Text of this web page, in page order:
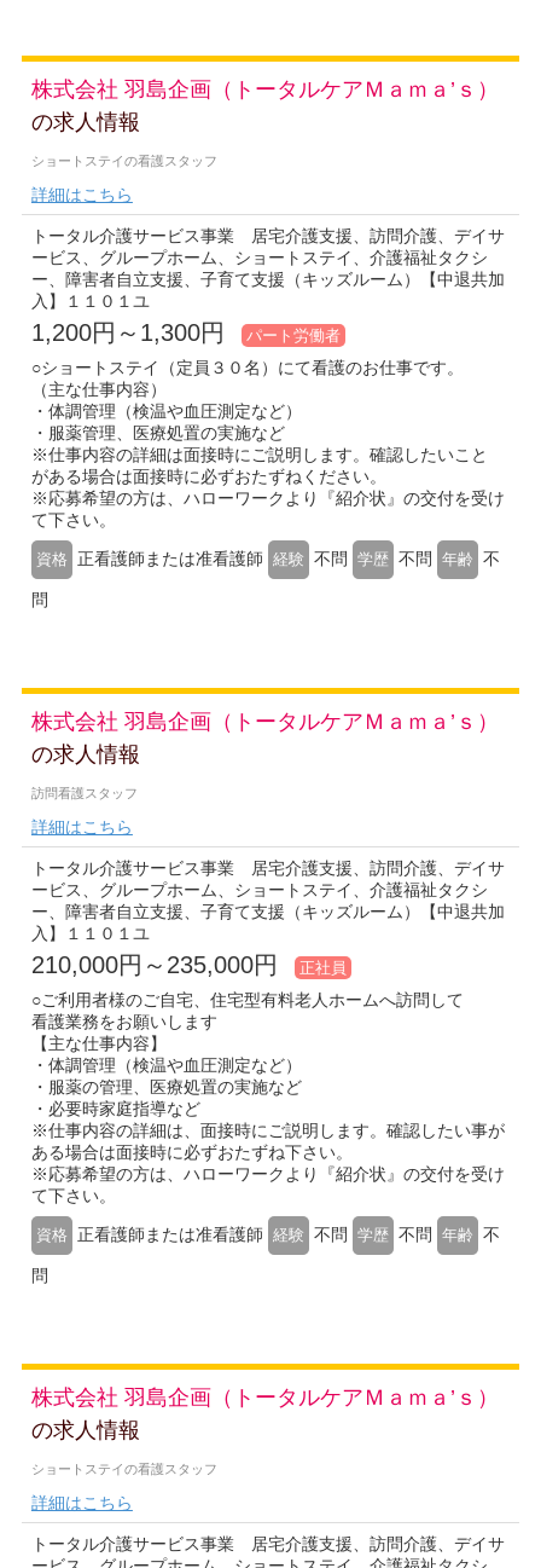
株式会社 羽島企画（トータルケアＭａｍａ’ｓ）
の求人情報
ショートステイの看護スタッフ
詳細はこちら
トータル介護サービス事業 居宅介護支援、訪問介護、デイサ
ービス、グループホーム、ショートステイ、介護福祉タクシ
ー、障害者自立支援、子育て支援（キッズルーム）【中退共加
入】１１０１ユ
1,200円～1,300円 パート労働者
○ショートステイ（定員３０名）にて看護のお仕事です。
（主な仕事内容）
・体調管理（検温や血圧測定など）
・服薬管理、医療処置の実施など
※仕事内容の詳細は面接時にご説明します。確認したいこと
がある場合は面接時に必ずおたずねください。
※応募希望の方は、ハローワークより『紹介状』の交付を受け
て下さい。
資格 正看護師または准看護師 経験 不問 学歴 不問 年齢 不
問
株式会社 羽島企画（トータルケアＭａｍａ’ｓ）
の求人情報
訪問看護スタッフ
詳細はこちら
トータル介護サービス事業 居宅介護支援、訪問介護、デイサ
ービス、グループホーム、ショートステイ、介護福祉タクシ
ー、障害者自立支援、子育て支援（キッズルーム）【中退共加
入】１１０１ユ
210,000円～235,000円 正社員
○ご利用者様のご自宅、住宅型有料老人ホームへ訪問して
看護業務をお願いします
【主な仕事内容】
・体調管理（検温や血圧測定など）
・服薬の管理、医療処置の実施など
・必要時家庭指導など
※仕事内容の詳細は、面接時にご説明します。確認したい事が
ある場合は面接時に必ずおたずね下さい。
※応募希望の方は、ハローワークより『紹介状』の交付を受け
て下さい。
資格 正看護師または准看護師 経験 不問 学歴 不問 年齢 不
問
株式会社 羽島企画（トータルケアＭａｍａ’ｓ）
の求人情報
ショートステイの看護スタッフ
詳細はこちら
トータル介護サービス事業 居宅介護支援、訪問介護、デイサ